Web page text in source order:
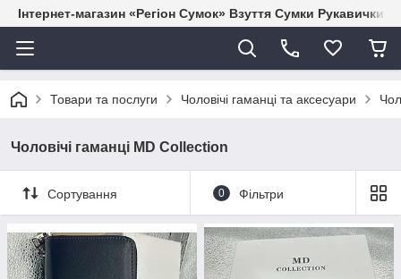
Інтернет-магазин «Регіон Сумок» Взуття Сумки Рукавички
Товари та послуги Чоловічі гаманці та аксесуари
Чоловічі гаманці MD Collection
Сортування 0 Фільтри